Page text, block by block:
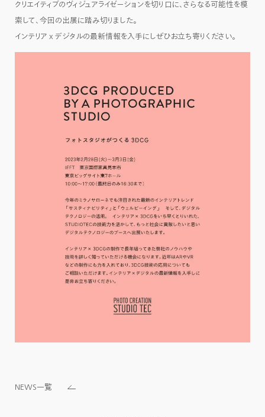
クリエイティブのヴィジュアライゼーションを切り口に、さらなる可能性を模
索して、今回の出展に踏み切りました。
インテリア x デジタルの最新情報を入手にしぜひお立ち寄りください。
NEWS一覧